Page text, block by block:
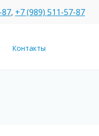
87, +7 (989) 511-57-87
Контакты